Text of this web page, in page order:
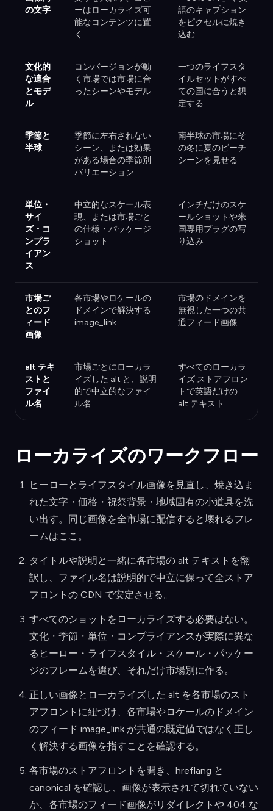
の文字
ーはローカライズ可
能なコンテンツに置
く
語のキャプション
をピクセルに焼き
込む
文化的
な適合
とモデ
ル
コンバージョンが動
く市場では市場に合
ったシーンやモデル
一つのライフスタ
イルセットがすべ
ての国に合うと想
定する
季節と
半球
季節に左右されない
シーン、または効果
がある場合の季節別
バリエーション
南半球の市場にそ
の冬に夏のビーチ
シーンを見せる
単位・
サイ
ズ・コ
ンプラ
イアン
ス
中立的なスケール表
現、または市場ごと
の仕様・パッケージ
ショット
インチだけのスケ
ールショットや米
国専用プラグの写
り込み
市場ご
とのフ
ィード
画像
各市場やロケールの
ドメインで解決する
image_link
市場のドメインを
無視した一つの共
通フィード画像
alt テキ
ストと
ファイ
ル名
市場ごとにローカラ
イズした alt と、説明
的で中立的なファイ
ル名
すべてのローカラ
イズ ストアフロン
トで英語だけの
alt テキスト
ローカライズのワークフロー
ヒーローとライフスタイル画像を見直し、焼き込ま
れた文字・価格・祝祭背景・地域固有の小道具を洗
い出す。同じ画像を全市場に配信すると壊れるフレ
ームはここ。
タイトルや説明と一緒に各市場の alt テキストを翻
訳し、ファイル名は説明的で中立に保って全ストア
フロントの CDN で安定させる。
すべてのショットをローカライズする必要はない。
文化・季節・単位・コンプライアンスが実際に異な
るヒーロー・ライフスタイル・スケール・パッケー
ジのフレームを選び、それだけ市場別に作る。
正しい画像とローカライズした alt を各市場のスト
アフロントに紐づけ、各市場やロケールのドメイン
のフィード image_link が共通の既定値ではなく正し
く解決する画像を指すことを確認する。
各市場のストアフロントを開き、hreflang と
canonical を確認し、画像が表示されて切れていない
か、各市場のフィード画像がリダイレクトや 404 な